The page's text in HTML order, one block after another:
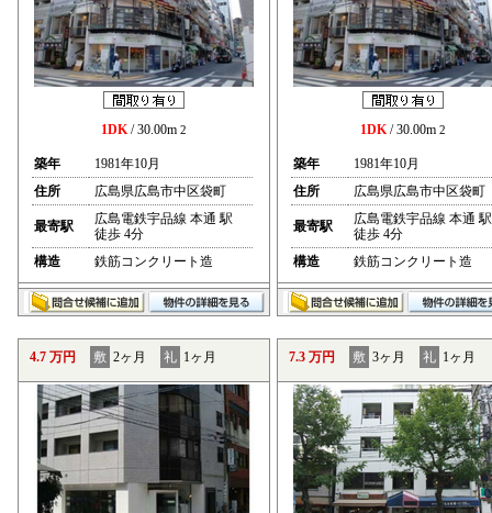
1DK/ 30.00m 2
築年
1981年10月
住所
広島県広島市中区袋町
最寄駅
広島電鉄宇品線 本通 駅
徒歩 4分
構造
鉄筋コンクリート造
1DK/ 30.00m 2
築年
1981年10月
住所
広島県広島市中区袋町
最寄駅
広島電鉄宇品線 本通 駅
徒歩 4分
構造
鉄筋コンクリート造
4.7 万円 敷 2ヶ月 礼 1ヶ月 7.3 万円 敷 3ヶ月 礼 1ヶ月